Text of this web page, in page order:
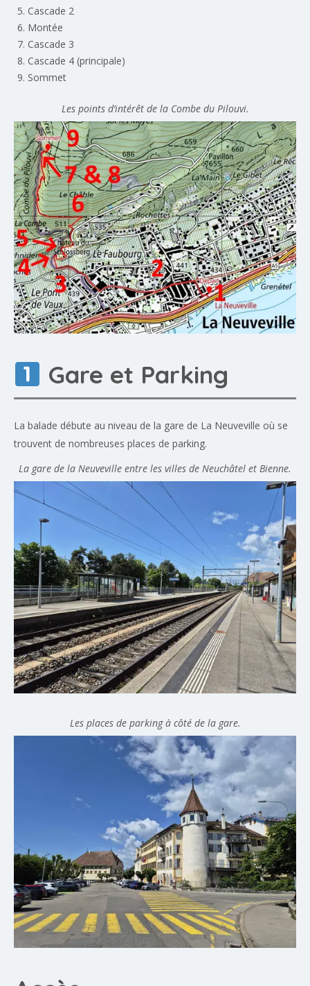
Cascade 2
Montée
Cascade 3
Cascade 4 (principale)
Sommet
Les points d’intérêt de la Combe du Pilouvi.
Gare et Parking
La balade débute au niveau de la gare de La Neuveville où se
trouvent de nombreuses places de parking.
La gare de la Neuveville entre les villes de Neuchâtel et Bienne.
Les places de parking à côté de la gare.